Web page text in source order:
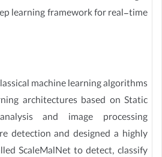
learning framework for real-time
machine learning algorithms
architectures based on Static
and image processing
detection and designed a highly
ScaleMalNet to detect, classify